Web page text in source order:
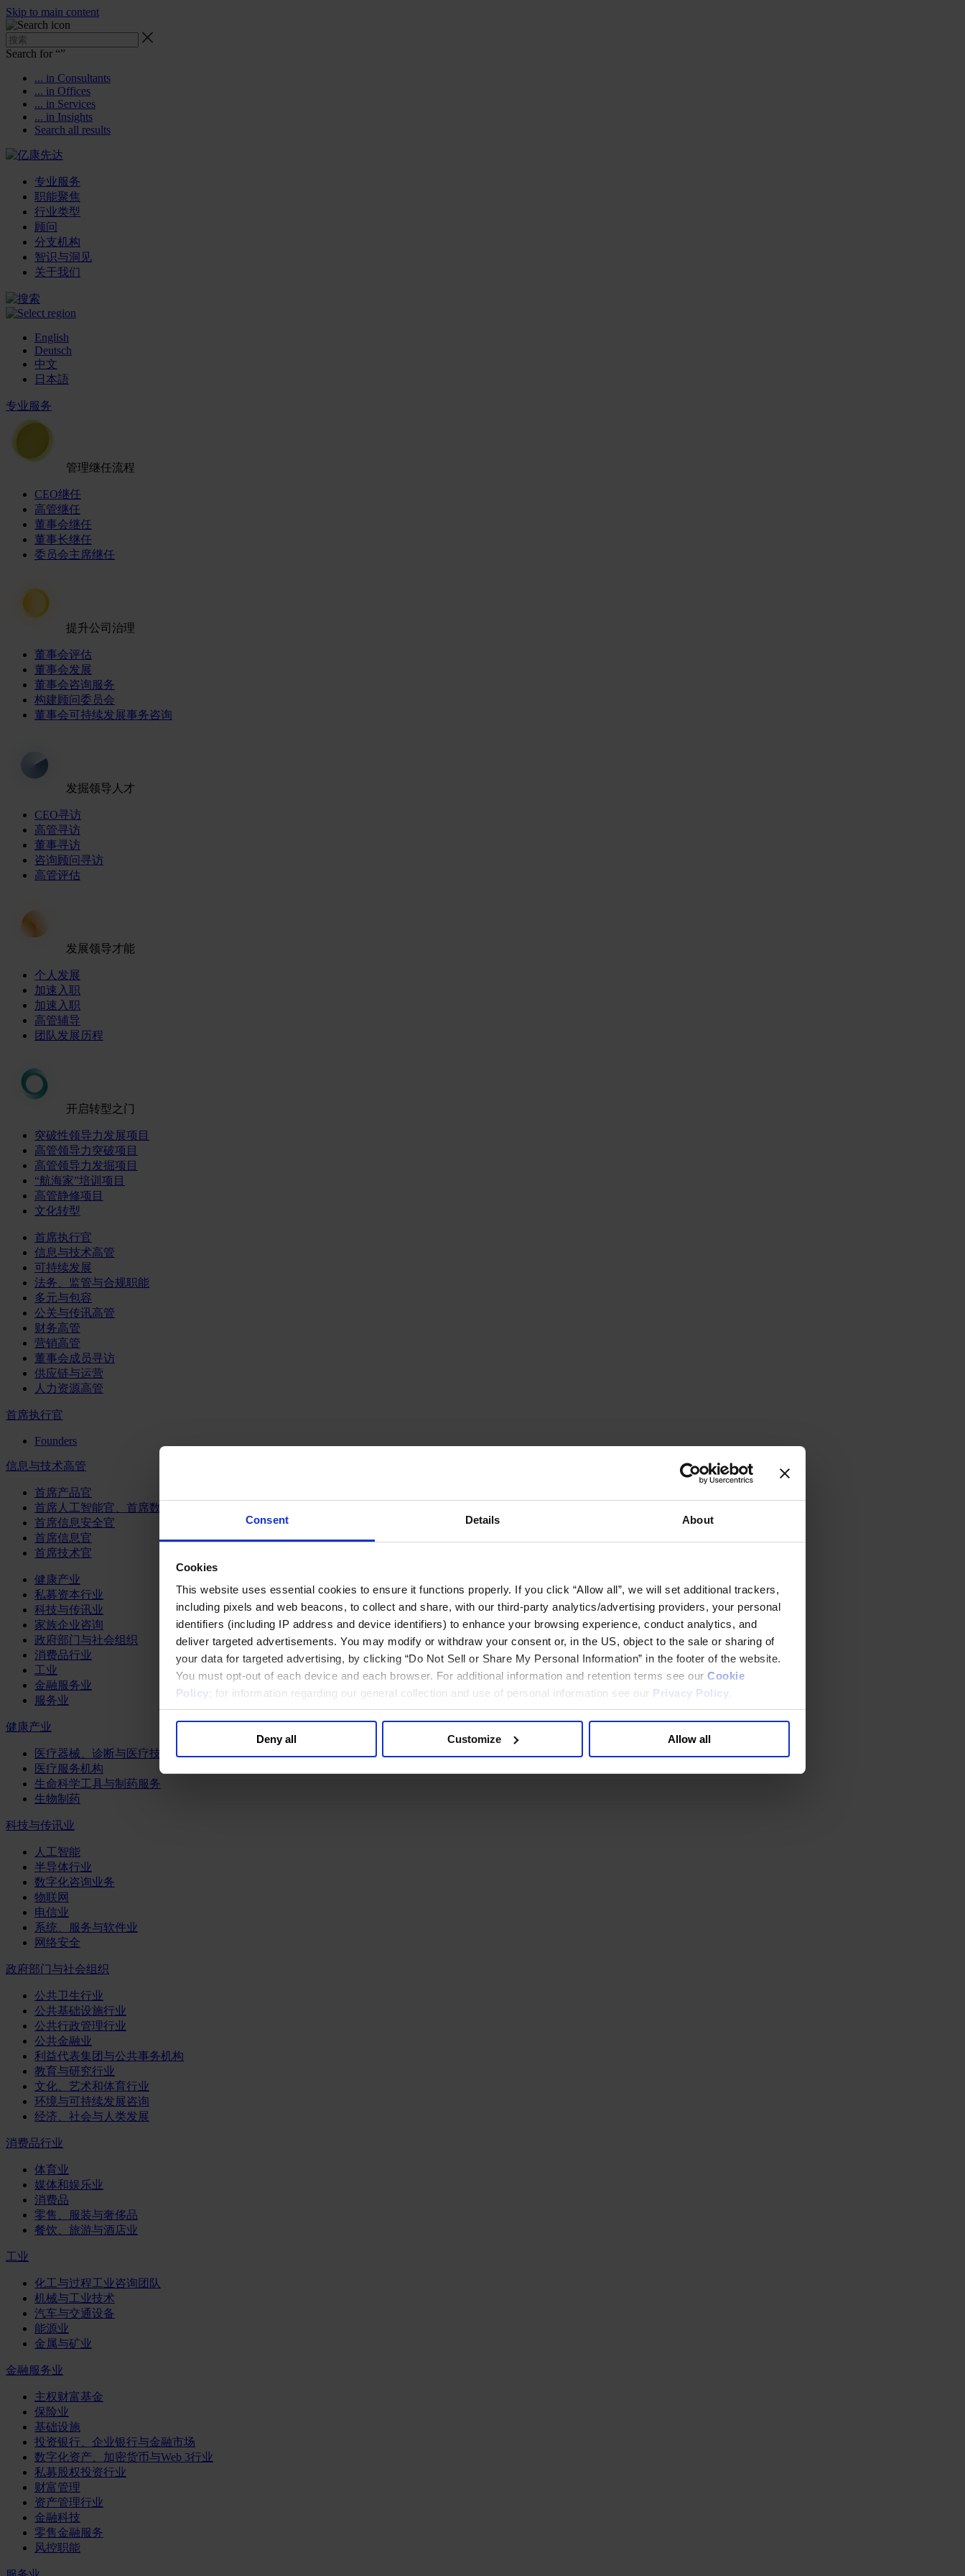
Consent Details About
Cookies
This website uses essential cookies to ensure it functions properly. If you click “Allow all”, we will set additional trackers,
including pixels and web beacons, to collect and share, with our third-party analytics/advertising providers, your personal
identifiers (including IP address and device identifiers) to enhance your browsing experience, conduct analytics, and
deliver targeted advertisements. You may modify or withdraw your consent or, in the US, object to the sale or sharing of
your data for targeted advertising, by clicking “Do Not Sell or Share My Personal Information” in the footer of the website.
You must opt-out of each device and each browser. For additional information and retention terms see our Cookie
Policy; for information regarding our general collection and use of personal information see our Privacy Policy
Deny all Customize Allow all
Skip to main content
Search for “”
... in Consultants
... in Offices
... in Services
... in Insights
Search all results
专业服务
职能聚焦
行业类型
顾问
分支机构
智识与洞见
关于我们
English
Deutsch
中文
日本語
专业服务
管理继任流程
CEO继任
高管继任
董事会继任
董事长继任
委员会主席继任
提升公司治理
董事会评估
董事会发展
董事会咨询服务
构建顾问委员会
董事会可持续发展事务咨询
发掘领导人才
CEO寻访
高管寻访
董事寻访
咨询顾问寻访
高管评估
发展领导才能
个人发展
加速入职
加速入职
高管辅导
团队发展历程
开启转型之门
突破性领导力发展项目
高管领导力突破项目
高管领导力发掘项目
“航海家”培训项目
高管静修项目
文化转型
首席执行官
信息与技术高管
可持续发展
法务、监管与合规职能
多元与包容
公关与传讯高管
财务高管
营销高管
董事会成员寻访
供应链与运营
人力资源高管
首席执行官
Founders
信息与技术高管
首席产品官
首席人工智能官、首席数据官和首席数据解析官
首席信息安全官
首席信息官
首席技术官
健康产业
私募资本行业
科技与传讯业
家族企业咨询
政府部门与社会组织
消费品行业
工业
金融服务业
服务业
健康产业
医疗器械、诊断与医疗技术
医疗服务机构
生命科学工具与制药服务
生物制药
科技与传讯业
人工智能
半导体行业
数字化咨询业务
物联网
电信业
系统、服务与软件业
网络安全
政府部门与社会组织
公共卫生行业
公共基础设施行业
公共行政管理行业
公共金融业
利益代表集团与公共事务机构
教育与研究行业
文化、艺术和体育行业
环境与可持续发展咨询
经济、社会与人类发展
消费品行业
体育业
媒体和娱乐业
消费品
零售、服装与奢侈品
餐饮、旅游与酒店业
工业
化工与过程工业咨询团队
机械与工业技术
汽车与交通设备
能源业
金属与矿业
金融服务业
主权财富基金
保险业
基础设施
投资银行、企业银行与金融市场
数字化资产、加密货币与Web 3行业
私募股权投资行业
财富管理
资产管理行业
金融科技
零售金融服务
风控职能